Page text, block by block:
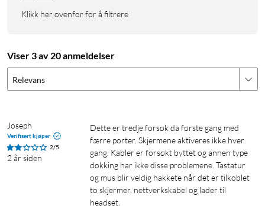
Porter
1x Displayport 4K/60 Hz
1x USB-A 3.1 gen 2 (10 Gb/s)
3x USB-A 3.0 (5 Gb/s)
2x USB-A 2.0 (480 Mb/s)
2x USB-C 3.0 PD for opptil 100 W-lading (20 V/5 A), 10 Gb/s
Klikk her ovenfor for å filtrere
Viser 3 av 20 anmeldelser
Relevans
Joseph
Verifisert kjøper
2/5
2 år siden
Dette er tredje forsøk da første gang med
færre porter. Skjermene aktiveres ikke hver
gang. Kabler er forsøkt byttet og annen type
dokking har ikke disse problemene. Tastatur
og mus blir veldig hakkete når det er tilkoblet
to skjermer, nettverkskabel og lader til
headset.